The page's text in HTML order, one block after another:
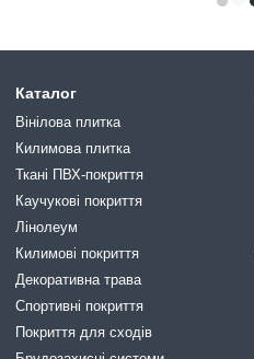
Каталог
Вінілова плитка
Килимова плитка
Ткані ПВХ-покриття
Каучукові покриття
Лінолеум
Килимові покриття
Декоративна трава
Спортивні покриття
Покриття для сходів